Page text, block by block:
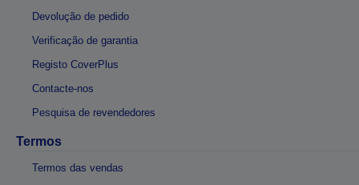
Devolução de pedido
Verificação de garantia
Registo CoverPlus
Contacte-nos
Pesquisa de revendedores
Termos
Termos das vendas